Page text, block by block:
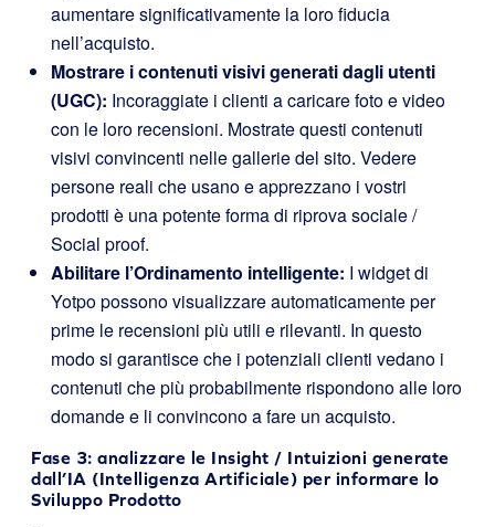
aumentare significativamente la loro fiducia
nell’acquisto.
Mostrare i contenuti visivi generati dagli utenti
(UGC): Incoraggiate i clienti a caricare foto e video
con le loro recensioni. Mostrate questi contenuti
visivi convincenti nelle gallerie del sito. Vedere
persone reali che usano e apprezzano i vostri
prodotti è una potente forma di riprova sociale /
Social proof.
Abilitare l’Ordinamento intelligente: I widget di
Yotpo possono visualizzare automaticamente per
prime le recensioni più utili e rilevanti. In questo
modo si garantisce che i potenziali clienti vedano i
contenuti che più probabilmente rispondono alle loro
domande e li convincono a fare un acquisto.
Fase 3: analizzare le Insight / Intuizioni generate
dall’IA (Intelligenza Artificiale) per informare lo
Sviluppo Prodotto